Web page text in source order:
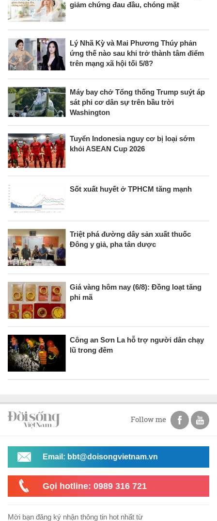
giảm chứng đau đầu, chóng mặt
Lý Nhã Kỳ và Mai Phương Thúy phản
ứng thế nào sau khi trở thành tâm điểm
trên mạng xã hội tối 5/8?
Máy bay chở Tổng thống Trump suýt áp
sát phi cơ dân sự trên bầu trời
Washington
Tuyển Indonesia nguy cơ bị loại sớm
khỏi ASEAN Cup 2026
Sốt xuất huyết ở TPHCM tăng mạnh
Triệt phá đường dây sản xuất thuốc
Đông y giả, pha tân dược
Giá vàng hôm nay (6/8): Đồng loạt tăng
phi mã
Công an Sơn La hỗ trợ người dân chạy
lũ trong đêm
Follow me
Email: bbt@doisongvietnam.vn
Gọi hotline: 0989 316 721
Mời bạn đăng ký nhận thông tin hot nhất từ